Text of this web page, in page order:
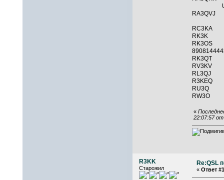
RK3K
RK3QT
RL3QJ
R3KEQ
RU3Q
RW3O
«
22:07:57
R3KK
Старожил
Re:QSL
« Ответ